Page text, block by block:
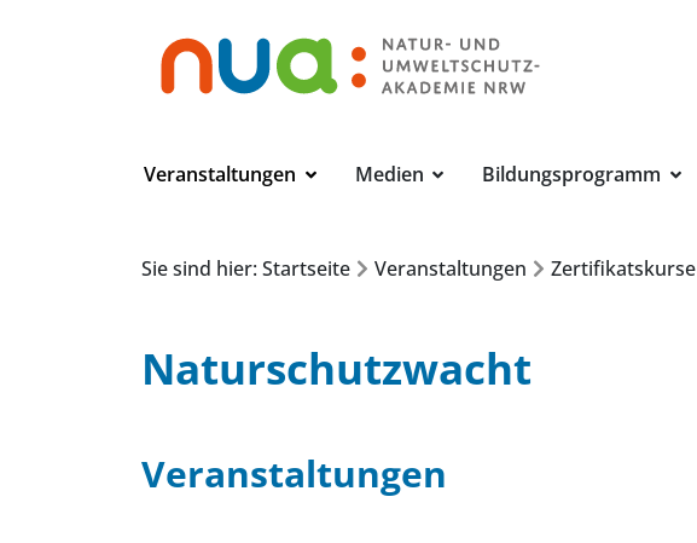
Veranstaltungen Medien Bildungsprogramm
Sie sind hier: Startseite Veranstaltungen Zertifikatskurse
Naturschutzwacht
Veranstaltungen